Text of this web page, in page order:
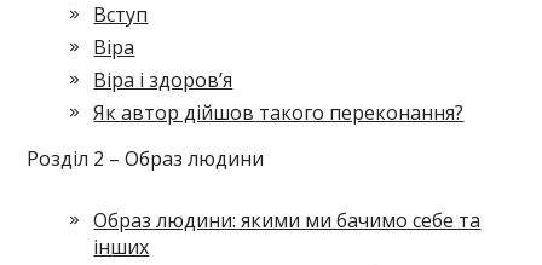
Вступ
Віра
Віра і здоров’я
Як автор дійшов такого переконання?
Розділ 2 – Образ людини
Образ людини: якими ми бачимо себе та
інших